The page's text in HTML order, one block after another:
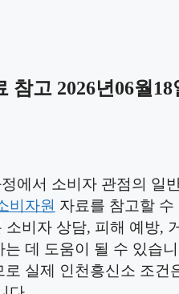
참고 2026년06월18
에서 소비자 관점의 일
비자원 자료를 참고할 수
소비자 상담, 피해 예방,
데 도움이 될 수 있습
실제 인천흥신소 조건